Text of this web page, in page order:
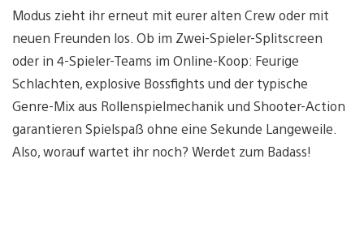
Modus zieht ihr erneut mit eurer alten Crew oder mit
neuen Freunden los. Ob im Zwei-Spieler-Splitscreen
oder in 4-Spieler-Teams im Online-Koop: Feurige
Schlachten, explosive Bossfights und der typische
Genre-Mix aus Rollenspielmechanik und Shooter-Action
garantieren Spielspaß ohne eine Sekunde Langeweile.
Also, worauf wartet ihr noch? Werdet zum Badass!